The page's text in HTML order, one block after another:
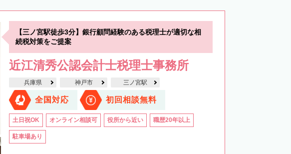
【三ノ宮駅徒歩3分】銀行顧問経験のある税理士が適切な相
続税対策をご提案
近江清秀公認会計士税理士事務所
兵庫県 神戸市 三ノ宮駅
全国対応 初回相談無料
土日祝OK オンライン相談可 役所から近い 職歴20年以上
駐車場あり